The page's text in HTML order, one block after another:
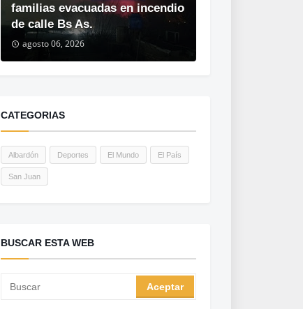
familias evacuadas en incendio
de calle Bs As.
agosto 06, 2026
CATEGORIAS
Albardón Deportes El Mundo El País
San Juan
BUSCAR ESTA WEB